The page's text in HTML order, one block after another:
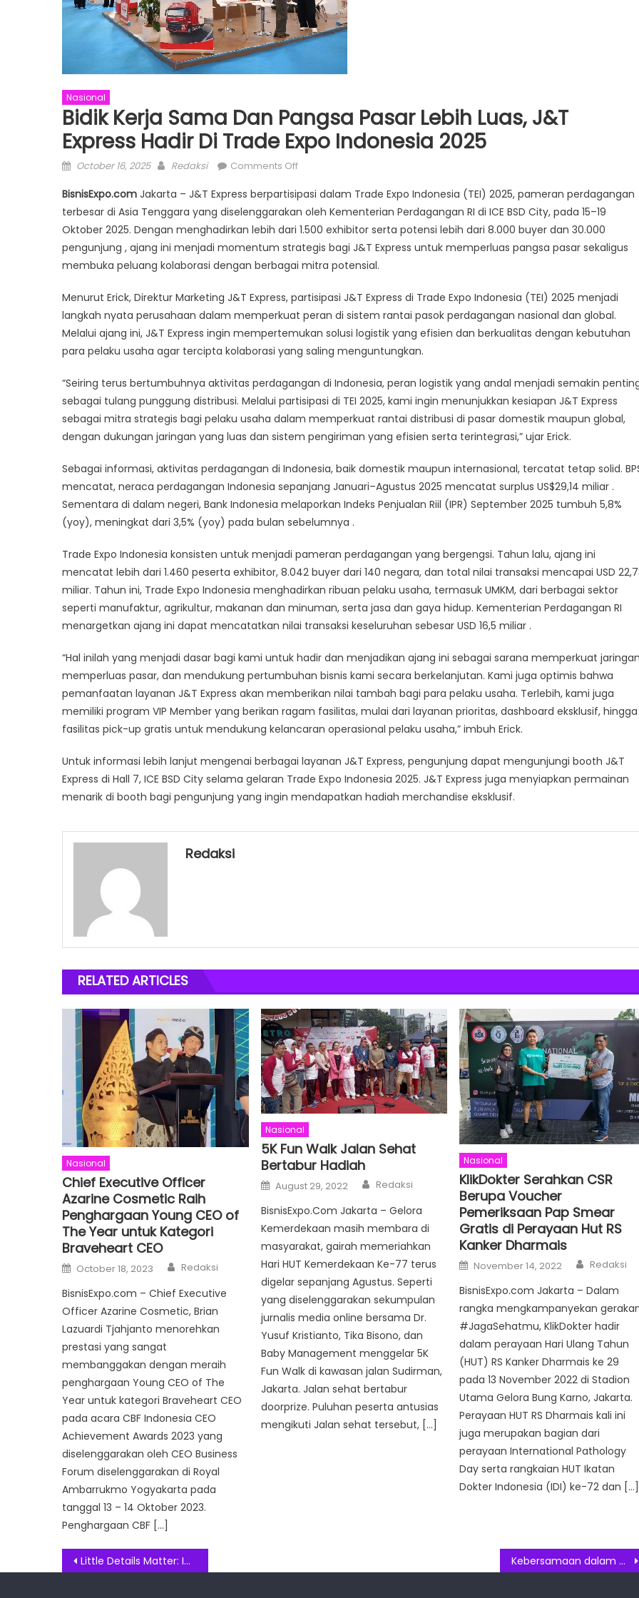
Nasional
Bidik Kerja Sama Dan Pangsa Pasar Lebih Luas, J&T
Express Hadir Di Trade Expo Indonesia 2025
Posted
October 16, 2025 Author
Redaksi Comments Offon
Kerja
Sama
dan
Pangsa
Pasar
Luas,
J&T
Express
Hadir
di
Trade
Expo
Indonesia
2025
BisnisExpo.com Jakarta – J&T Express berpartisipasi dalam Trade Expo Indonesia (TEI) 2025, pameran perdagangan
terbesar di Asia Tenggara yang diselenggarakan oleh Kementerian Perdagangan RI di ICE BSD City, pada 15–19
Oktober 2025. Dengan menghadirkan lebih dari 1.500 exhibitor serta potensi lebih dari 8.000 buyer dan 30.000
pengunjung , ajang ini menjadi momentum strategis bagi J&T Express untuk memperluas pangsa pasar sekaligus
membuka peluang kolaborasi dengan berbagai mitra potensial.
Menurut Erick, Direktur Marketing J&T Express, partisipasi J&T Express di Trade Expo Indonesia (TEI) 2025 menjadi
langkah nyata perusahaan dalam memperkuat peran di sistem rantai pasok perdagangan nasional dan global.
Melalui ajang ini, J&T Express ingin mempertemukan solusi logistik yang efisien dan berkualitas dengan kebutuhan
para pelaku usaha agar tercipta kolaborasi yang saling menguntungkan.
“Seiring terus bertumbuhnya aktivitas perdagangan di Indonesia, peran logistik yang andal menjadi semakin
sebagai tulang punggung distribusi. Melalui partisipasi di TEI 2025, kami ingin menunjukkan kesiapan J&T Express
sebagai mitra strategis bagi pelaku usaha dalam memperkuat rantai distribusi di pasar domestik maupun global,
dengan dukungan jaringan yang luas dan sistem pengiriman yang efisien serta terintegrasi,” ujar Erick.
Sebagai informasi, aktivitas perdagangan di Indonesia, baik domestik maupun internasional, tercatat tetap solid.
mencatat, neraca perdagangan Indonesia sepanjang Januari–Agustus 2025 mencatat surplus US$29,14 miliar .
Sementara di dalam negeri, Bank Indonesia melaporkan Indeks Penjualan Riil (IPR) September 2025 tumbuh 5,8%
(yoy), meningkat dari 3,5% (yoy) pada bulan sebelumnya .
Trade Expo Indonesia konsisten untuk menjadi pameran perdagangan yang bergengsi. Tahun lalu, ajang ini
mencatat lebih dari 1.460 peserta exhibitor, 8.042 buyer dari 140 negara, dan total nilai transaksi mencapai USD
miliar. Tahun ini, Trade Expo Indonesia menghadirkan ribuan pelaku usaha, termasuk UMKM, dari berbagai sektor
seperti manufaktur, agrikultur, makanan dan minuman, serta jasa dan gaya hidup. Kementerian Perdagangan RI
menargetkan ajang ini dapat mencatatkan nilai transaksi keseluruhan sebesar USD 16,5 miliar .
“Hal inilah yang menjadi dasar bagi kami untuk hadir dan menjadikan ajang ini sebagai sarana memperkuat
memperluas pasar, dan mendukung pertumbuhan bisnis kami secara berkelanjutan. Kami juga optimis bahwa
pemanfaatan layanan J&T Express akan memberikan nilai tambah bagi para pelaku usaha. Terlebih, kami juga
memiliki program VIP Member yang berikan ragam fasilitas, mulai dari layanan prioritas, dashboard eksklusif, hingga
fasilitas pick-up gratis untuk mendukung kelancaran operasional pelaku usaha,” imbuh Erick.
Untuk informasi lebih lanjut mengenai berbagai layanan J&T Express, pengunjung dapat mengunjungi booth J&T
Express di Hall 7, ICE BSD City selama gelaran Trade Expo Indonesia 2025. J&T Express juga menyiapkan permainan
menarik di booth bagi pengunjung yang ingin mendapatkan hadiah merchandise eksklusif.
Redaksi
RELATED ARTICLES
Nasional
Chief Executive Officer
Azarine Cosmetic Raih
Penghargaan Young CEO of
The Year untuk Kategori
Braveheart CEO
Posted
on
October 18, 2023 Author
Redaksi
BisnisExpo.com – Chief Executive
Officer Azarine Cosmetic, Brian
Lazuardi Tjahjanto menorehkan
prestasi yang sangat
membanggakan dengan meraih
penghargaan Young CEO of The
Year untuk kategori Braveheart CEO
pada acara CBF Indonesia CEO
Achievement Awards 2023 yang
diselenggarakan oleh CEO Business
Forum diselenggarakan di Royal
Ambarrukmo Yogyakarta pada
tanggal 13 – 14 Oktober 2023.
Penghargaan CBF […]
Nasional
5K Fun Walk Jalan Sehat
Bertabur Hadiah
Posted
on
August 29, 2022 Author
Redaksi
BisnisExpo.Com Jakarta – Gelora
Kemerdekaan masih membara di
masyarakat, gairah memeriahkan
Hari HUT Kemerdekaan Ke-77 terus
digelar sepanjang Agustus. Seperti
yang diselenggarakan sekumpulan
jurnalis media online bersama Dr.
Yusuf Kristianto, Tika Bisono, dan
Baby Management menggelar 5K
Fun Walk di kawasan jalan Sudirman,
Jakarta. Jalan sehat bertabur
doorprize. Puluhan peserta antusias
mengikuti Jalan sehat tersebut, […]
Nasional
KlikDokter Serahkan CSR
Berupa Voucher
Pemeriksaan Pap Smear
Gratis di Perayaan Hut RS
Kanker Dharmais
Posted
on
November 14, 2022 Author
Redaksi
BisnisExpo.com Jakarta – Dalam
rangka mengkampanyekan
#JagaSehatmu, KlikDokter hadir
dalam perayaan Hari Ulang Tahun
(HUT) RS Kanker Dharmais ke 29
pada 13 November 2022 di Stadion
Utama Gelora Bung Karno, Jakarta.
Perayaan HUT RS Dharmais kali ini
juga merupakan bagian dari
perayaan International Pathology
Day serta rangkaian HUT Ikatan
Dokter Indonesia (IDI) ke-72 dan […]
Post
Little Details Matter: Intip Kejelian HIBI Merancang Tas Fungsional yang Sempurna untuk Gaya Hidup Serba Cepat Kebersamaan dalam Melanjutkan Legacy, Nojorono Memasuki Babaknya di Industri selama 93 Tahun